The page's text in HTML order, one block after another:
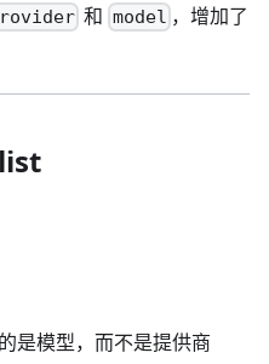
和 model ，增加了
是模型，而不是提供商